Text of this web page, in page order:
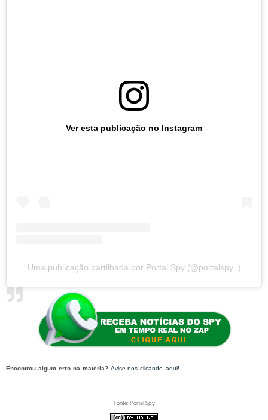
Ver esta publicação no Instagram
Uma publicação partilhada por Portal Spy (@portalspy_)
Encontrou algum erro na matéria?Avise-nos clicando aqui!
Fonte: Portal Spy